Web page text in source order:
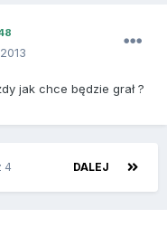
jak chce będzie grał ?
DALEJ
4